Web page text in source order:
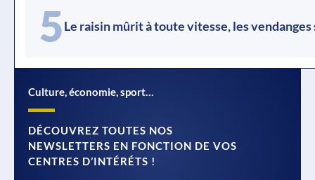
5Le raisin mûrit à toute vitesse, les
Culture, économie, sport…
DÉCOUVREZ TOUTES NOS
NEWSLETTERS EN FONCTION DE VOS
CENTRES D’INTÉRÉTS !